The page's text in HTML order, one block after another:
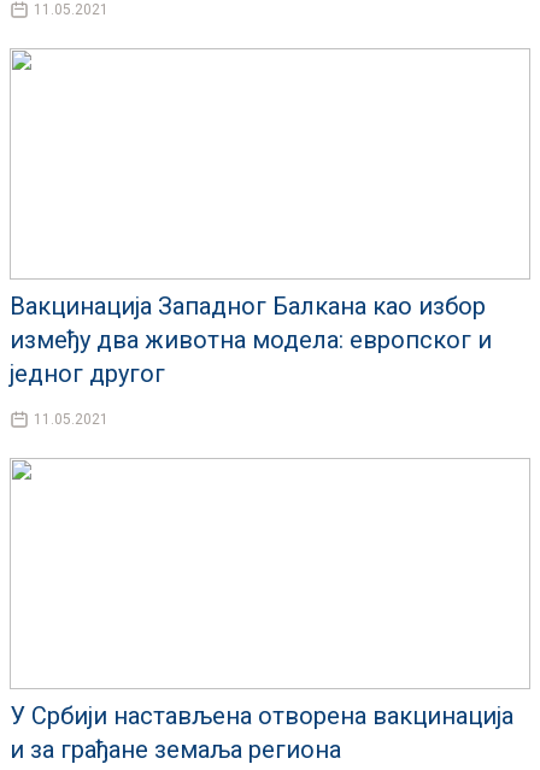
11.05.2021
Вакцинација Западног Балкана као избор
између два животна модела: европског и
једног другог
11.05.2021
У Србији настављена отворена вакцинација
и за грађане земаља региона